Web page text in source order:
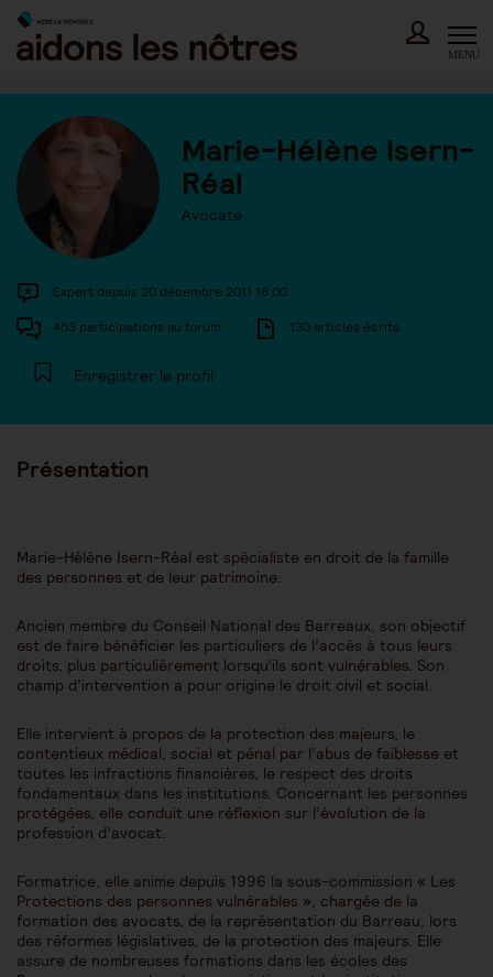
Skip
content
MENU
Marie-Hélène Isern-
Réal
Avocate
Expert depuis 20 décembre 2011 18:00
453 participations au forum 130 articles écrits
Enregistrer le profil
Présentation
Marie-Hélène Isern-Réal est spécialiste en droit de la famille
des personnes et de leur patrimoine.
Ancien membre du Conseil National des Barreaux, son objectif
est de faire bénéficier les particuliers de l’accès à tous leurs
droits, plus particulièrement lorsqu’ils sont vulnérables. Son
champ d’intervention a pour origine le droit civil et social.
Elle intervient à propos de la protection des majeurs, le
contentieux médical, social et pénal par l’abus de faiblesse et
toutes les infractions financières, le respect des droits
fondamentaux dans les institutions. Concernant les personnes
protégées, elle conduit une réflexion sur l’évolution de la
profession d’avocat.
Formatrice, elle anime depuis 1996 la sous-commission « Les
Protections des personnes vulnérables », chargée de la
formation des avocats, de la représentation du Barreau, lors
des réformes législatives, de la protection des majeurs. Elle
assure de nombreuses formations dans les écoles des